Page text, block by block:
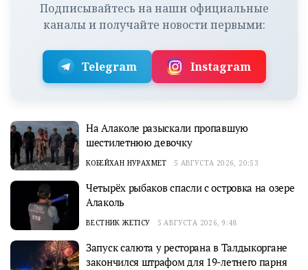
Подписывайтесь на наши официальные
каналы и получайте новости первыми:
Telegram Instagram
На Алаколе разыскали пропавшую
шестилетнюю девочку
КОБЕЙХАН НУРАХМЕТ 5 АВГУСТА 2026, 20:53
Четырёх рыбаков спасли с островка на озере
Алаколь
ВЕСТНИК ЖЕТІСУ 5 АВГУСТА 2026, 9:48
Запуск салюта у ресторана в Талдыкоргане
закончился штрафом для 19-летнего парня